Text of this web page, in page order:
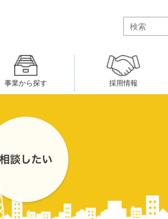
戸畑区事務所
（旧北九州市社会福祉ボランティア大学校）
事業から探す
ふれあいネットワーク
ウェルクラブ活動
採用情報